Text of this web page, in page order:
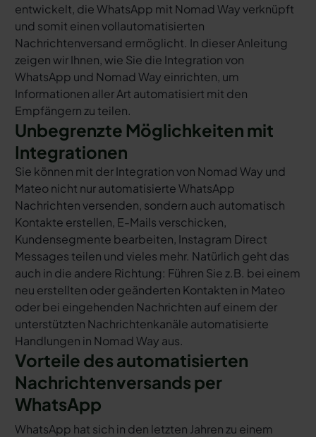
entwickelt, die WhatsApp mit Nomad Way verknüpft
und somit einen vollautomatisierten
Nachrichtenversand ermöglicht. In dieser Anleitung
zeigen wir Ihnen, wie Sie die Integration von
WhatsApp und Nomad Way einrichten, um
Informationen aller Art automatisiert mit den
Empfängern zu teilen.
Unbegrenzte Möglichkeiten mit
Integrationen
Sie können mit der Integration von Nomad Way und
Mateo nicht nur automatisierte WhatsApp
Nachrichten versenden, sondern auch automatisch
Kontakte erstellen, E-Mails verschicken,
Kundensegmente bearbeiten, Instagram Direct
Messages teilen und vieles mehr. Natürlich geht das
auch in die andere Richtung: Führen Sie z.B. bei einem
neu erstellten oder geänderten Kontakten in Mateo
oder bei eingehenden Nachrichten auf einem der
unterstützten Nachrichtenkanäle automatisierte
Handlungen in Nomad Way aus.
Vorteile des automatisierten
Nachrichtenversands per
WhatsApp
WhatsApp hat sich in den letzten Jahren zu einem